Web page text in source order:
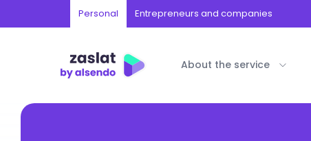
Personal Entrepreneurs and companies
About the service